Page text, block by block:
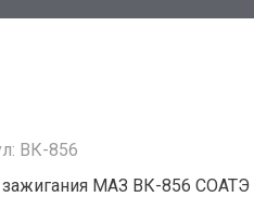
ВК-856
МАЗ ВК-856 СОАТЭ